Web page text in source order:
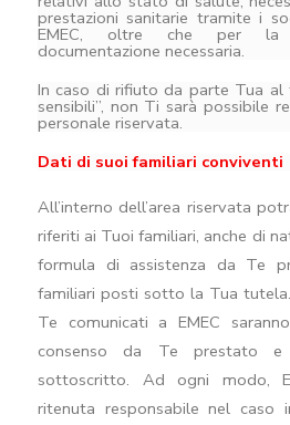
prestazioni sanitarie tramite i
EMEC, oltre che per la
documentazione necessaria.
In caso di rifiuto da parte Tua al
sensibili”, non Ti sarà possibile
personale riservata.
Dati di suoi familiari conviventi
All’interno dell’area riservata
riferiti ai Tuoi familiari, anche di
formula di assistenza da Te
familiari posti sotto la Tua
Te comunicati a EMEC
consenso da Te prestato
sottoscritto. Ad ogni modo,
ritenuta responsabile nel caso